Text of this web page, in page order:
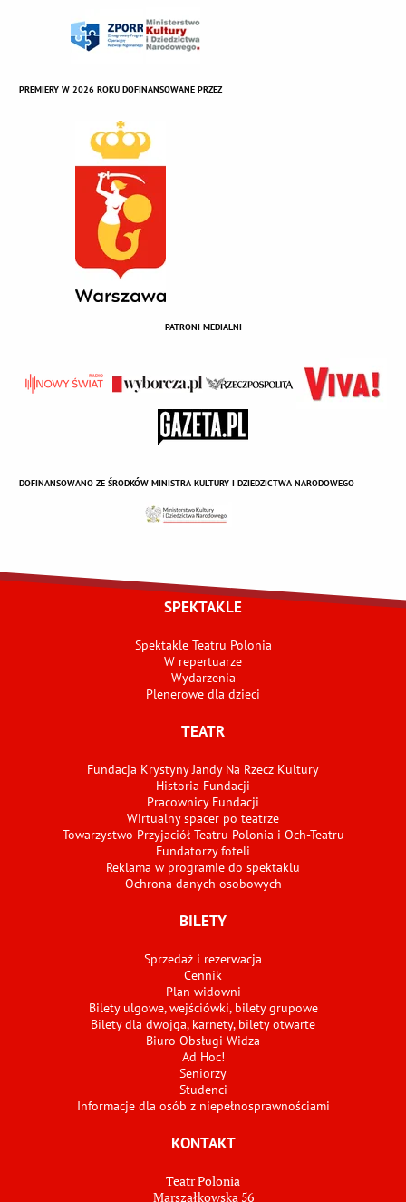
PREMIERY W 2026 ROKU DOFINANSOWANE PRZEZ
PATRONI MEDIALNI
DOFINANSOWANO ZE ŚRODKÓW MINISTRA KULTURY I DZIEDZICTWA NARODOWEGO
SPEKTAKLE
Spektakle Teatru Polonia
W repertuarze
Wydarzenia
Plenerowe dla dzieci
TEATR
Fundacja Krystyny Jandy Na Rzecz Kultury
Historia Fundacji
Pracownicy Fundacji
Wirtualny spacer po teatrze
Towarzystwo Przyjaciół Teatru Polonia i Och-Teatru
Fundatorzy foteli
Reklama w programie do spektaklu
Ochrona danych osobowych
BILETY
Sprzedaż i rezerwacja
Cennik
Plan widowni
Bilety ulgowe, wejściówki, bilety grupowe
Bilety dla dwojga, karnety, bilety otwarte
Biuro Obsługi Widza
Ad Hoc!
Seniorzy
Studenci
Informacje dla osób z niepełnosprawnościami
KONTAKT
Teatr Polonia
Marszałkowska 56